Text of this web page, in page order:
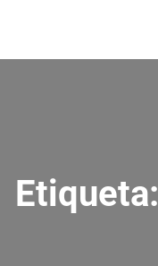
Etiqueta: